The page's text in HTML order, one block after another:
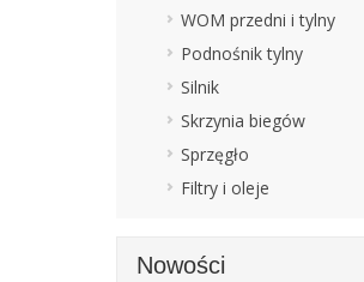
WOM przedni i tylny
Podnośnik tylny
Silnik
Skrzynia biegów
Sprzęgło
Filtry i oleje
Nowości